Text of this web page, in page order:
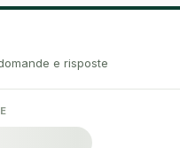
e risposte